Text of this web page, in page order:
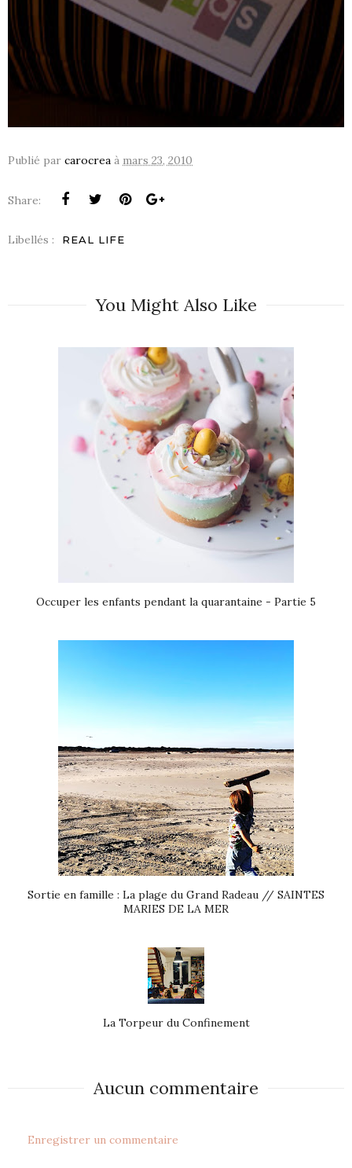
Publié par carocrea à mars 23, 2010
Share:
Libellés : REAL LIFE
You Might Also Like
Occuper les enfants pendant la quarantaine - Partie 5
Sortie en famille : La plage du Grand Radeau // SAINTES
MARIES DE LA MER
La Torpeur du Confinement
Aucun commentaire
Enregistrer un commentaire